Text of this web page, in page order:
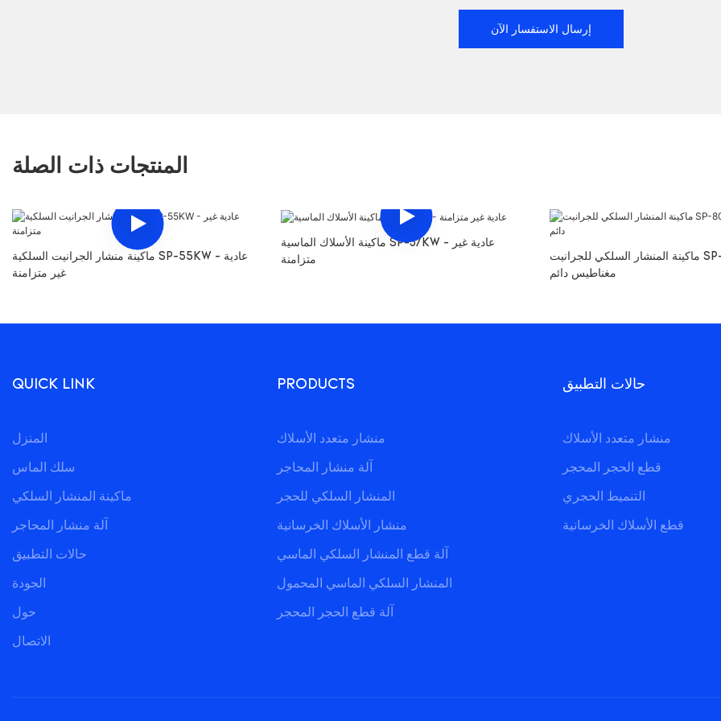
إرسال الاستفسار الآن
المنتجات ذات الصلة
ماكينة منشار الجرانيت السلكية SP-55KW - عادية
غير متزامنة
ماكينة الأسلاك الماسية SP-37KW - عادية غير
متزامنة
ماكينة المنشار السلكي للجرانيت SP-80KW -
مغناطيس دائم
QUICK LINK
المنزل
سلك الماس
ماكينة المنشار السلكي
آلة منشار المحاجر
حالات التطبيق
الجودة
حول
الاتصال
PRODUCTS
آلة منشار المحاجر
المنشار السلكي للحجر
منشار الأسلاك الخرسانية
آلة قطع المنشار السلكي الماسي
المنشار السلكي الماسي المحمول
آلة قطع الحجر المحجر
حالات التطبيق
منشار متعدد الأسلاك
قطع الحجر المحجر
التنميط الحجري
قطع الأسلاك الخرسانية